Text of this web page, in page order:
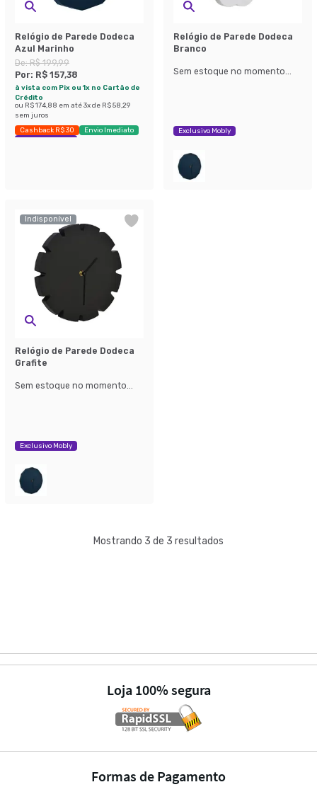
Relógio de Parede Dodeca
Azul Marinho
De:R$ 199,99
Por: R$ 157,38
à vista com Pix ou 1x no Cartão de
Crédito
ou R$ 174,88 em até3x de R$ 58,29
sem juros
Cashback R$ 30
Envio Imediato
Exclusivo Mobly
Relógio de Parede Dodeca
Branco
Sem estoque no momento...
Exclusivo Mobly
Indisponível
Relógio de Parede Dodeca
Grafite
Sem estoque no momento...
Exclusivo Mobly
Mostrando 3 de 3 resultados